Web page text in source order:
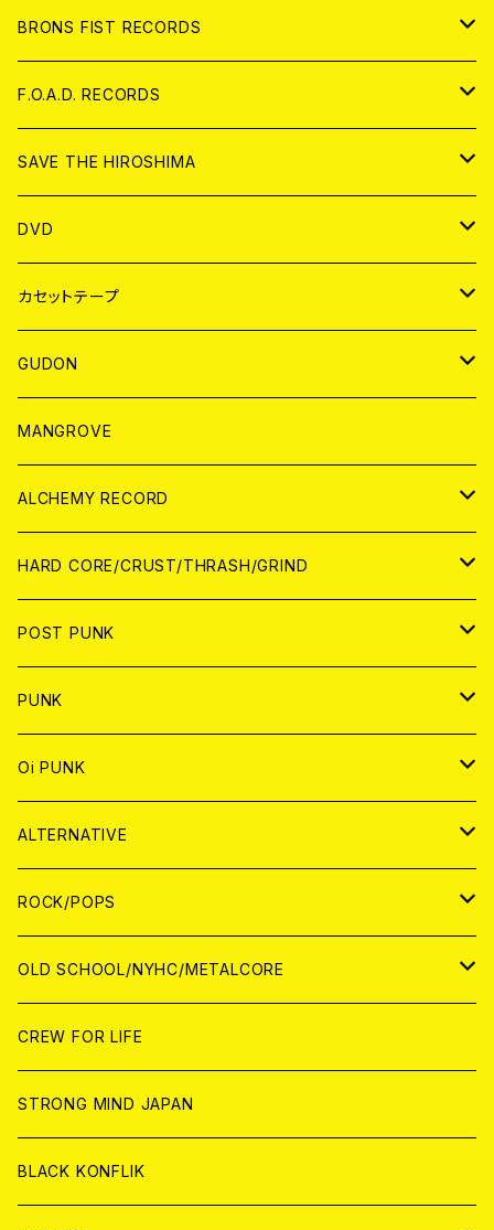
アパレル
ANALOG
BRONS FIST RECORDS
CD
ANALOG
F.O.A.D. RECORDS
CD
ANALOG
SAVE THE HIROSHIMA
アパレル
BADGE
DVD
JAPAN
WORLD
カセットテープ
JAPAN
WORLD
GUDON
アパレル
PATCH
アナログ
DIGITAL CONTENTS
MANGROVE
ALCHEMY RECORD
CD
ANALOG
HARD CORE/CRUST/THRASH/GRIND
JAPAN
CD
ANALOG
WORLD
CD
ANALOG
POST PUNK
CD
JAPAN
WORLD
ANALOG
JAPAN
WORLD
PUNK
JAPAN
CD
ANALOG
WORLD
CD
ANALOG
Oi PUNK
JAPAN
CD
ANALOG
WOLRD
CD
ANALOG
ALTERNATIVE
JAPAN
CD
ANALOG
WORLD
CD
ANALOG
ROCK/POPS
JAPAN
CD
ANALOG
WORLD
CD
ANALOG
OLD SCHOOL/NYHC/METALCORE
JAPAN
CD
ANALOG
WORLD
CD
CREW FOR LIFE
STRONG MIND JAPAN
BLACK KONFLIK